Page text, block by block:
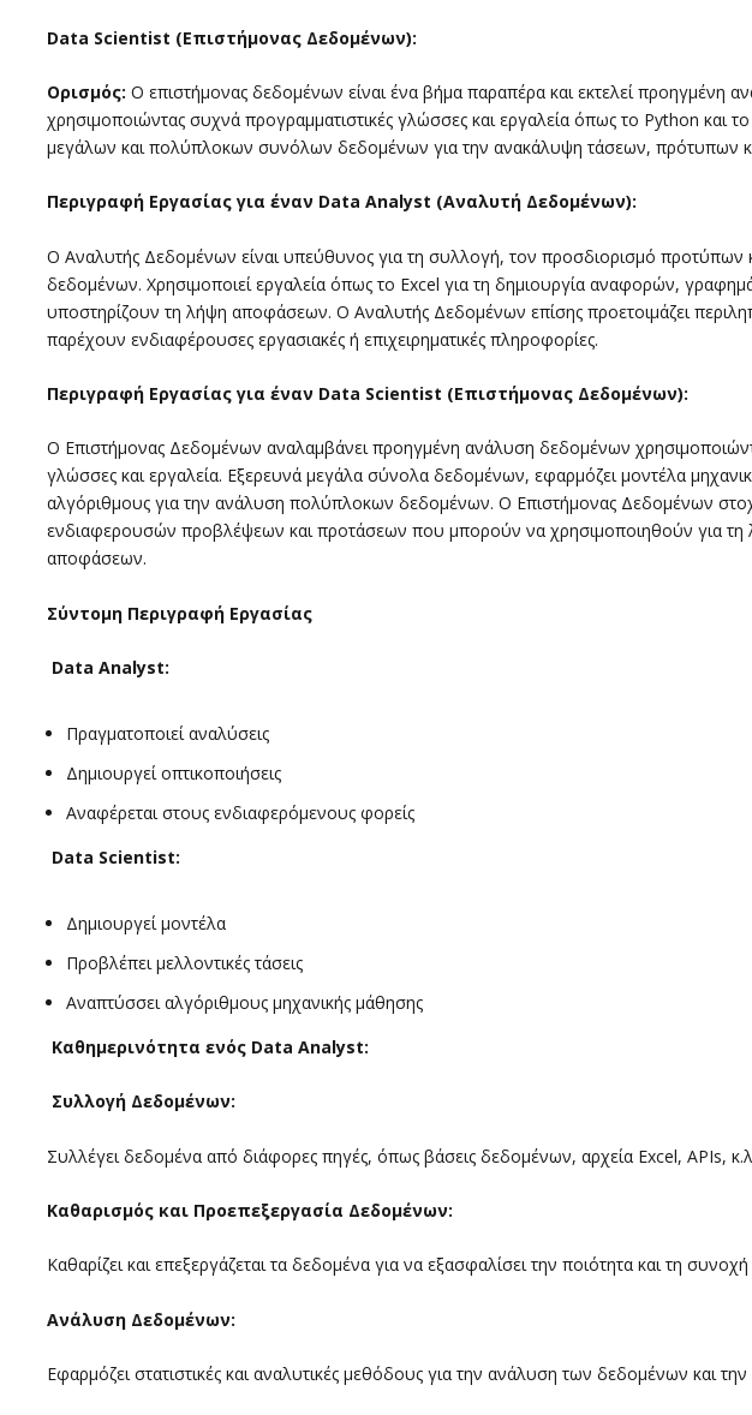
Data Scientist (Επιστήμονας Δεδομένων):
Ορισμός: Ο επιστήμονας δεδομένων είναι ένα βήμα παραπέρα και εκτελεί προηγμένη
χρησιμοποιώντας συχνά προγραμματιστικές γλώσσες και εργαλεία όπως το Python και
μεγάλων και πολύπλοκων συνόλων δεδομένων για την ανακάλυψη τάσεων, πρότυπων
Περιγραφή Εργασίας για έναν Data Analyst (Αναλυτή Δεδομένων):
Ο Αναλυτής Δεδομένων είναι υπεύθυνος για τη συλλογή, τον προσδιορισμό προτύπων
δεδομένων. Χρησιμοποιεί εργαλεία όπως το Excel για τη δημιουργία αναφορών,
υποστηρίζουν τη λήψη αποφάσεων. Ο Αναλυτής Δεδομένων επίσης προετοιμάζει
παρέχουν ενδιαφέρουσες εργασιακές ή επιχειρηματικές πληροφορίες.
Περιγραφή Εργασίας για έναν Data Scientist (Επιστήμονας Δεδομένων):
Ο Επιστήμονας Δεδομένων αναλαμβάνει προηγμένη ανάλυση δεδομένων
γλώσσες και εργαλεία. Εξερευνά μεγάλα σύνολα δεδομένων, εφαρμόζει μοντέλα
αλγόριθμους για την ανάλυση πολύπλοκων δεδομένων. Ο Επιστήμονας Δεδομένων
ενδιαφερουσών προβλέψεων και προτάσεων που μπορούν να χρησιμοποιηθούν για τη
αποφάσεων.
Σύντομη Περιγραφή Εργασίας
Data Analyst:
Πραγματοποιεί αναλύσεις
Δημιουργεί οπτικοποιήσεις
Αναφέρεται στους ενδιαφερόμενους φορείς
Data Scientist:
Δημιουργεί μοντέλα
Προβλέπει μελλοντικές τάσεις
Αναπτύσσει αλγόριθμους μηχανικής μάθησης
Καθημερινότητα ενός Data Analyst:
Συλλογή Δεδομένων:
Συλλέγει δεδομένα από διάφορες πηγές, όπως βάσεις δεδομένων, αρχεία Excel, APIs,
Καθαρισμός και Προεπεξεργασία Δεδομένων:
Καθαρίζει και επεξεργάζεται τα δεδομένα για να εξασφαλίσει την ποιότητα και τη συνοχή
Ανάλυση Δεδομένων:
Εφαρμόζει στατιστικές και αναλυτικές μεθόδους για την ανάλυση των δεδομένων και